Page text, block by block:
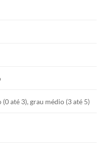
(0 até 3), grau médio (3 até 5)